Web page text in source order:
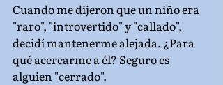
Cuando me dijeron que un niño era
"raro", "introvertido" y "callado",
decidí mantenerme alejada. ¿Para
qué acercarme a él? Seguro es
alguien "cerrado".